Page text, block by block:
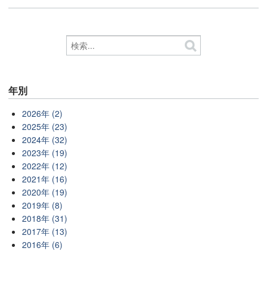
年別
2026年 (2)
2025年 (23)
2024年 (32)
2023年 (19)
2022年 (12)
2021年 (16)
2020年 (19)
2019年 (8)
2018年 (31)
2017年 (13)
2016年 (6)